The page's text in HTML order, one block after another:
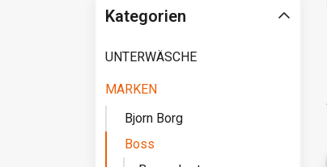
Kategorien
UNTERWÄSCHE
MARKEN
Bjorn Borg
Boss